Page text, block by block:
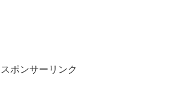
スポンサーリンク